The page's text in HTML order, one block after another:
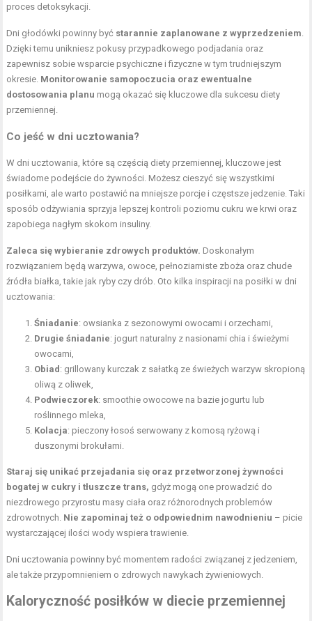
proces detoksykacji.
Dni głodówki powinny być starannie zaplanowane z wyprzedzeniem
Dzięki temu unikniesz pokusy przypadkowego podjadania oraz
zapewnisz sobie wsparcie psychiczne i fizyczne w tym trudniejszym
okresie. Monitorowanie samopoczucia oraz ewentualne
dostosowania planu mogą okazać się kluczowe dla sukcesu diety
przemiennej.
Co jeść w dni ucztowania?
W dni ucztowania, które są częścią diety przemiennej, kluczowe jest
świadome podejście do żywności. Możesz cieszyć się wszystkimi
posiłkami, ale warto postawić na mniejsze porcje i częstsze jedzenie. Taki
sposób odżywiania sprzyja lepszej kontroli poziomu cukru we krwi oraz
zapobiega nagłym skokom insuliny.
Zaleca się wybieranie zdrowych produktów. Doskonałym
rozwiązaniem będą warzywa, owoce, pełnoziarniste zboża oraz chude
źródła białka, takie jak ryby czy drób. Oto kilka inspiracji na posiłki w dni
ucztowania:
Śniadanie: owsianka z sezonowymi owocami i orzechami,
Drugie śniadanie: jogurt naturalny z nasionami chia i świeżymi
owocami,
Obiad : grillowany kurczak z sałatką ze świeżych warzyw skropioną
oliwą z oliwek,
Podwieczorek: smoothie owocowe na bazie jogurtu lub
roślinnego mleka,
Kolacja: pieczony łosoś serwowany z komosą ryżową i
duszonymi brokułami.
Staraj się unikać przejadania się oraz przetworzonej żywności
bogatej w cukry i tłuszcze trans, gdyż mogą one prowadzić do
niezdrowego przyrostu masy ciała oraz różnorodnych problemów
zdrowotnych. Nie zapominaj też o odpowiednim nawodnieniu – picie
wystarczającej ilości wody wspiera trawienie.
Dni ucztowania powinny być momentem radości związanej z jedzeniem,
ale także przypomnieniem o zdrowych nawykach żywieniowych.
Kaloryczność posiłków w diecie przemiennej